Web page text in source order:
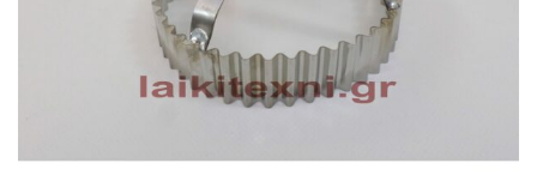
Είσοδος Πελατών
Χάσατε τον κωδικό σας ?